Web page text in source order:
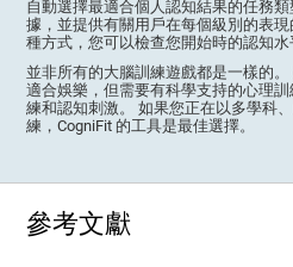
自動選擇最適合個人認知結果的任務
據，並提供有關用戶在每個級別的表
種方式，您可以檢查您開始時的認知水
並非所有的大腦訓練遊戲都是一樣的
適合娛樂，但需要有科學支持的心理
練和認知刺激。 如果您正在以多學科
練，CogniFit 的工具是最佳選擇。
參考文獻